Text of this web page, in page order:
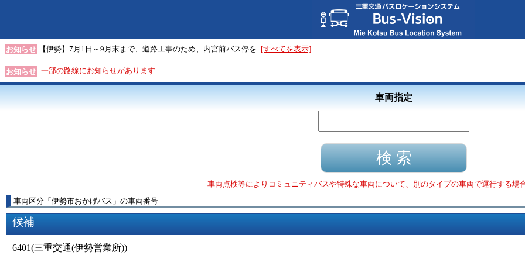
お知らせ 【伊勢】7月1日～9月末まで、道路工事のため、内宮前バス停を [すべてを表示]
お知らせ 一部の路線にお知らせがあります
車両指定
車両点検等によりコミュニティバスや特殊な車両について、別のタイプの車両で運行する場
車両区分 「 伊勢市おかげバス 」 の車両番号
候補
6401(三重交通(伊勢営業所))